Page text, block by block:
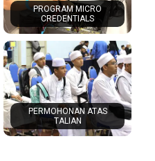
PROGRAM MICRO
CREDENTIALS
PERMOHONAN ATAS
TALIAN